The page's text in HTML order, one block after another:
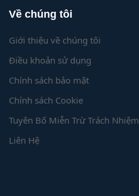
Về chúng tôi
Giới thiệu về chúng tôi
Điều khoản sử dụng
Chính sách bảo mật
Chính sách Cookie
Tuyên Bố Miễn Trừ Trách Nhiệm
Liên Hệ